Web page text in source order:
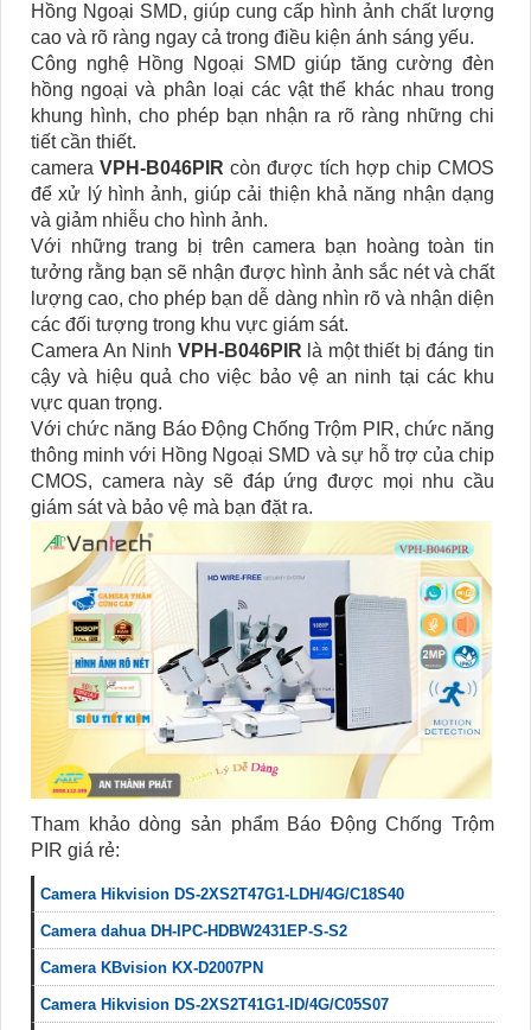
Hồng Ngoại SMD, giúp cung cấp hình ảnh chất lượng
cao và rõ ràng ngay cả trong điều kiện ánh sáng yếu.
Công nghệ Hồng Ngoại SMD giúp tăng cường đèn
hồng ngoại và phân loại các vật thể khác nhau trong
khung hình, cho phép bạn nhận ra rõ ràng những chi
tiết cần thiết.
cameraVPH-B046PIR còn được tích hợp chip CMOS
để xử lý hình ảnh, giúp cải thiện khả năng nhận dạng
và giảm nhiễu cho hình ảnh.
Với những trang bị trên camera bạn hoàng toàn tin
tưởng rằng bạn sẽ nhận được hình ảnh sắc nét và chất
lượng cao, cho phép bạn dễ dàng nhìn rõ và nhận diện
các đối tượng trong khu vực giám sát.
Camera An Ninh VPH-B046PIR là một thiết bị đáng tin
cậy và hiệu quả cho việc bảo vệ an ninh tại các khu
vực quan trọng.
Với chức năng Báo Động Chống Trộm PIR, chức năng
thông minh với Hồng Ngoại SMD và sự hỗ trợ của chip
CMOS, camera này sẽ đáp ứng được mọi nhu cầu
giám sát và bảo vệ mà bạn đặt ra.
Tham khảo dòng sản phẩm Báo Động Chống Trộm
PIR giá rẻ:
Camera Hikvision DS-2XS2T47G1-LDH/4G/C18S40
Camera dahua DH-IPC-HDBW2431EP-S-S2
Camera KBvision KX-D2007PN
Camera Hikvision DS-2XS2T41G1-ID/4G/C05S07